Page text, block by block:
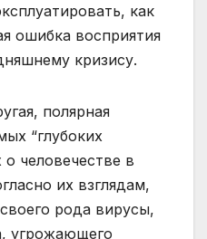
как
ошибка восприятия
кризису.
полярная
“глубоких
о человечестве в
их взглядам,
рода вирусы,
угрожающего